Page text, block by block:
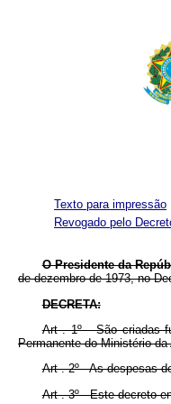
Texto para impressão
Revogado pelo
O Presidente da
de dezembro de 1973, no
DECRETA:
Art . 1º - São criadas
Permanente do Ministério da
Art . 2º - As despesas
Art . 3º - Este decreto